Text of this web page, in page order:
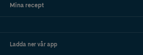
Mina recept
Ladda ner vår app